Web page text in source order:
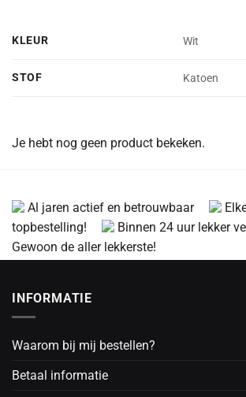
KLEUR Wit
STOF Katoen
Je hebt nog geen product bekeken.
Al jaren actief en betrouwbaar
topbestelling!
Binnen 24 uur lekker
Gewoon de aller lekkerste!
INFORMATIE
Waarom bij mij bestellen?
Betaal informatie